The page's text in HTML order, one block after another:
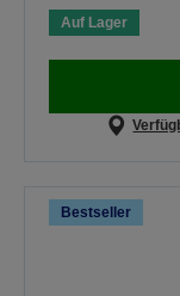
Auf Lager
Bestseller